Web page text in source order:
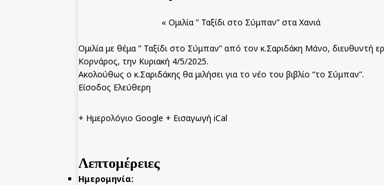
« Ομιλία ” Ταξίδι στο Σύμπαν” στα Χανιά
Ομιλία με θέμα ” Ταξίδι στο Σύμπαν” από τον κ.Σαριδάκη Μάνο,
Κορνάρος, την Κυριακή 4/5/2025.
Ακολούθως ο κ.Σαριδάκης θα μιλήσει για το νέο του βιβλίο “το Σύμπαν”.
Είσοδος Ελεύθερη
+ Ημερολόγιο Google + Εισαγωγή iCal
Λεπτομέρειες
Ημερομηνία: